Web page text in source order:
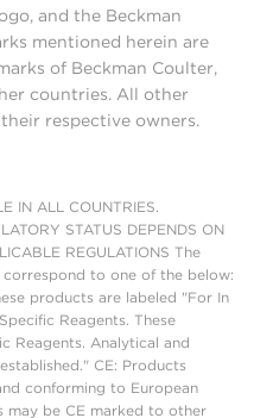
and the Beckman
mentioned herein are
of Beckman Coulter,
countries. All other
respective owners.
IN ALL COUNTRIES.
STATUS DEPENDS ON
REGULATIONS The
to one of the below:
products are labeled "For In
Reagents. These
Reagents. Analytical and
CE: Products
conforming to European
may be CE marked to other